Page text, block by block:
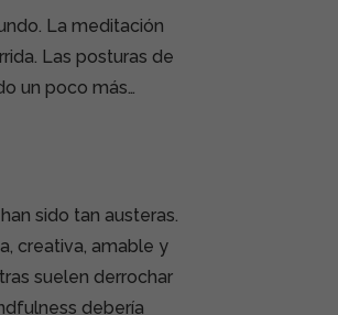
La meditación
Las posturas de
un poco más…
sido tan austeras.
creativa, amable y
suelen derrochar
debería